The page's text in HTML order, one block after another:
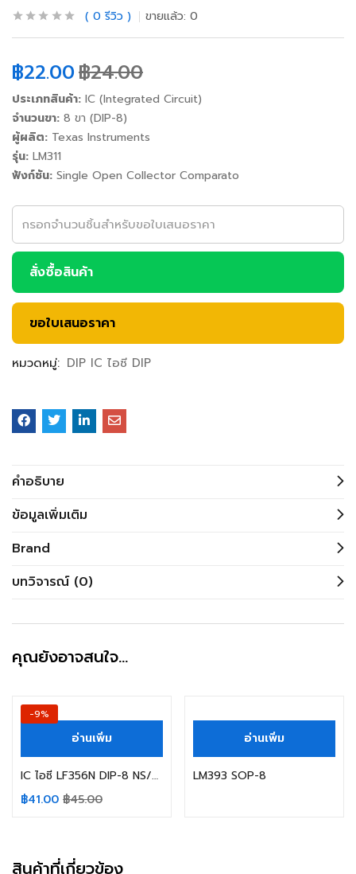
0 รีวิว ขายแล้ว: 0
฿22.00฿24.00
ประเภทสินค้า: IC (Integrated Circuit)
จำนวนขา: 8 ขา (DIP-8)
ผู้ผลิต: Texas Instruments
รุ่น: LM311
ฟังก์ชัน: Single Open Collector Comparato
สั่งซื้อสินค้า
ขอใบเสนอราคา
หมวดหมู่: DIP IC ไอซี DIP
คำอธิบาย
ข้อมูลเพิ่มเติม
Brand
บทวิจารณ์ (0)
คุณยังอาจสนใจ…
-9%
อ่านเพิ่ม
IC ไอซี LF356N DIP-8 NS/TEXAS Single Op-Amp JFET LF356
฿41.00 ฿45.00
อ่านเพิ่ม
LM393 SOP-8
สินค้าที่เกี่ยวข้อง